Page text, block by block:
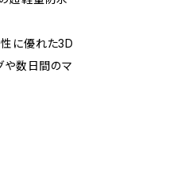
に優れた3D
や数日間のマ